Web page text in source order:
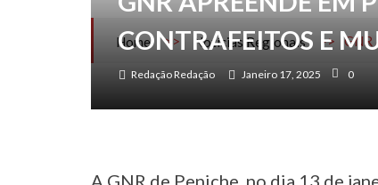
Home >> Notícias Regionais >> GNR
CONTRAFEITOS E
Redação Redação Janeiro 17, 2025 0
A GNR de Peniche, no dia 13 de